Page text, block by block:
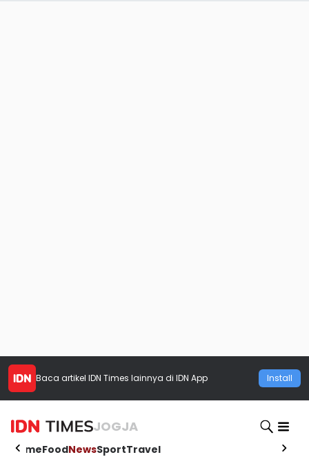
Baca artikel IDN Times lainnya di IDN App Install
JOGJA
HomeFoodNewsSportTravel